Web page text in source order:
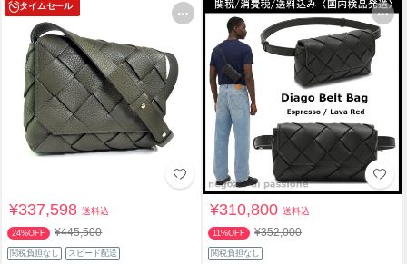
タイムセール
¥337,598送料込
24%OFF ¥445,500
関税負担なし スピード配送
¥310,800送料込
11%OFF ¥352,000
関税負担なし